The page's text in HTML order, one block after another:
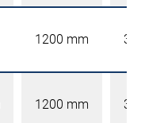
1200 mm
1200 mm